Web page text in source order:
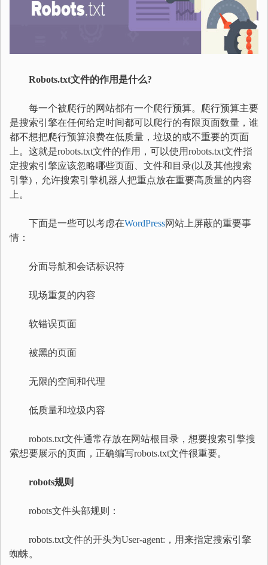
Robots.txt文件的作用是什么?
每一个被爬行的网站都有一个爬行预算。爬行预算主要
是搜索引擎在任何给定时间都可以爬行的有限页面数量，谁
都不想把爬行预算浪费在低质量，垃圾的或不重要的页面
上。这就是robots.txt文件的作用，可以使用robots.txt文件指
定搜索引擎应该忽略哪些页面、文件和目录(以及其他搜索
引擎)，允许搜索引擎机器人把重点放在重要高质量的内容
上。
下面是一些可以考虑在WordPress网站上屏蔽的重要事
情：
分面导航和会话标识符
现场重复的内容
软错误页面
被黑的页面
无限的空间和代理
低质量和垃圾内容
robots.txt文件通常存放在网站根目录，想要搜索引擎搜
索想要展示的页面，正确编写robots.txt文件很重要。
robots规则
robots文件头部规则：
robots.txt文件的开头为User-agent:，用来指定搜索引擎
蜘蛛。